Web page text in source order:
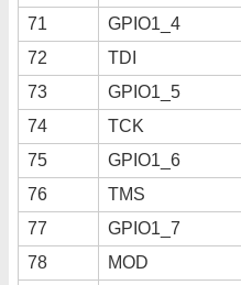
71
GPIO1_4
72
TDI
73
GPIO1_5
74
TCK
75
GPIO1_6
76
TMS
77
GPIO1_7
78
MOD